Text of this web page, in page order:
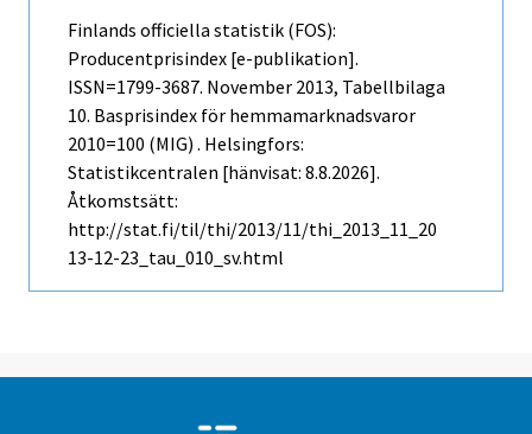
Finlands officiella statistik (FOS):
Producentprisindex [e-publikation].
ISSN=1799-3687. November 2013, Tabellbilaga
10. Basprisindex för hemmamarknadsvaror
2010=100 (MIG) . Helsingfors:
Statistikcentralen [hänvisat: 8.8.2026].
Åtkomstsätt:
http://stat.fi/til/thi/2013/11/thi_2013_11_20
13-12-23_tau_010_sv.html